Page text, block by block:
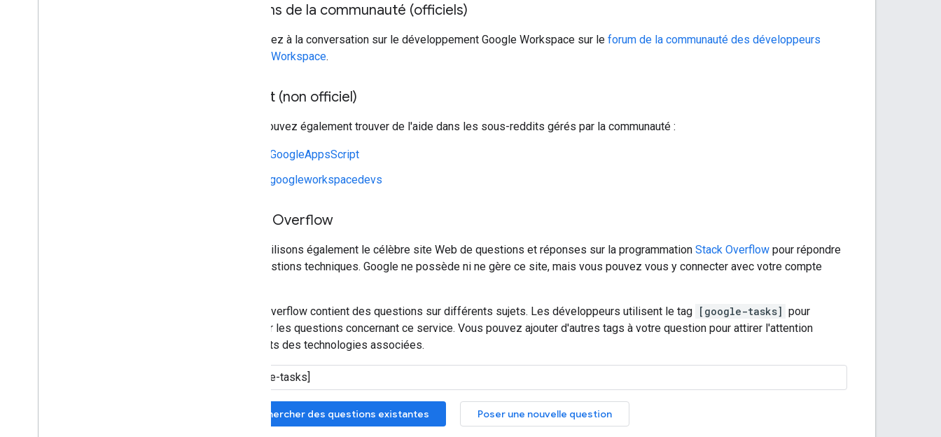
Forums de la communauté (officiels)
Participez à la conversation sur le développement Google Workspace sur le forum de la communauté des développeurs
Google Workspace.
Reddit (non officiel)
Vous pouvez également trouver de l'aide dans les sous-reddits gérés par la communauté :
r/GoogleAppsScript
r/googleworkspacedevs
Stack Overflow
Nous utilisons également le célèbre site Web de questions et réponses sur la programmation Stack Overflow pour répondre
aux questions techniques. Google ne possède ni ne gère ce site, mais vous pouvez vous y connecter avec votre compte
Stack Overflow contient des questions sur différents sujets. Les développeurs utilisent le tag [google-tasks] pour
marquer les questions concernant ce service. Vous pouvez ajouter d'autres tags à votre question pour attirer l'attention
d'experts des technologies associées.
Rechercher des questions existantes Poser une nouvelle question